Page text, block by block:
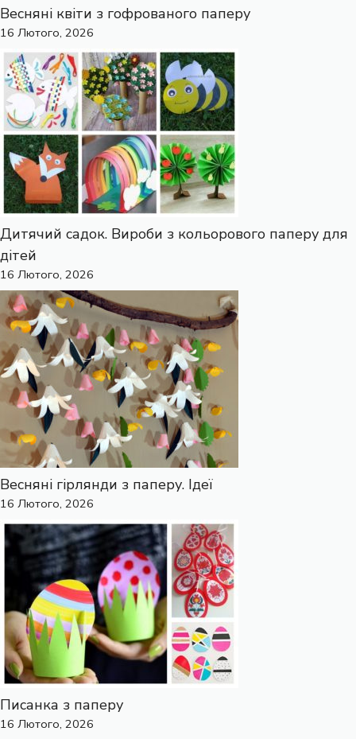
Весняні квіти з гофрованого паперу
16 Лютого, 2026
Дитячий садок. Вироби з кольорового паперу для
дітей
16 Лютого, 2026
Весняні гірлянди з паперу. Ідеї
16 Лютого, 2026
Писанка з паперу
16 Лютого, 2026